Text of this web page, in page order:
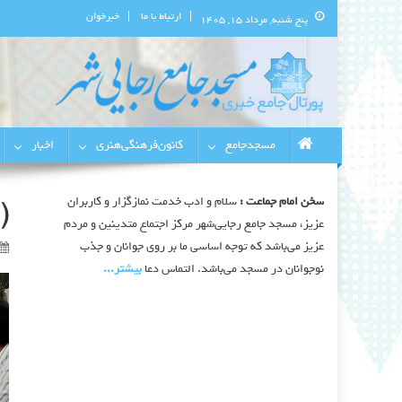
پنج شنبه, مرداد ۱۵, ۱۴۰۵ ارتباط با ما خبرخوان
پورتال اطلاع‌رسانی مسجد
استان البرز
مسجدجامع
کانون‌فرهنگی‌هنری اخبار
سخن امام جماعت :سلام و ادب خدمت نمازگزار و کاربران
عزیز، مسجد جامع رجایی‌شهر مرکز اجتماع متدینین و مردم
عزیز می‌باشد که توجه اساسی ما بر روی جوانان و جذب
نوجوانان در مسجد می‌باشد. التماس دعابیشتر‫...‬